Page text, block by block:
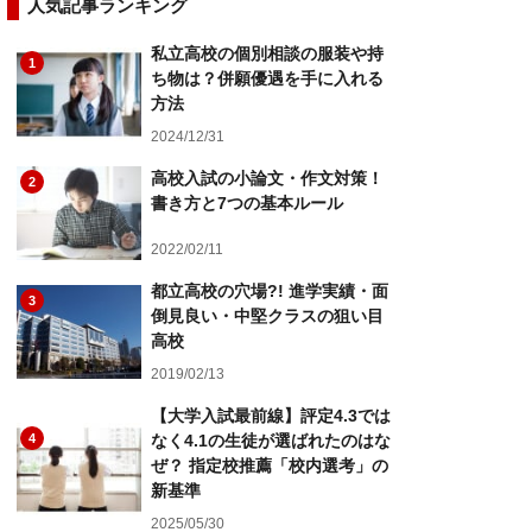
人気記事ランキング
1
私立高校の個別相談の服装や持
ち物は？併願優遇を手に入れる
方法
2024/12/31
2
高校入試の小論文・作文対策！
書き方と7つの基本ルール
2022/02/11
3
都立高校の穴場?! 進学実績・面
倒見良い・中堅クラスの狙い目
高校
2019/02/13
4
【大学入試最前線】評定4.3では
なく4.1の生徒が選ばれたのはな
ぜ？ 指定校推薦「校内選考」の
新基準
2025/05/30